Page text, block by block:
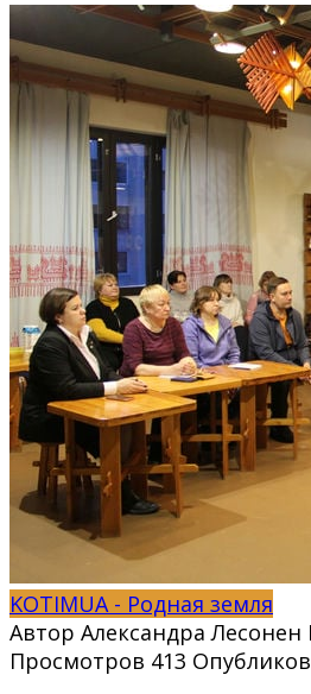
KOTIMUA - Родная земля
Автор Александра Лесонен
Просмотров 413